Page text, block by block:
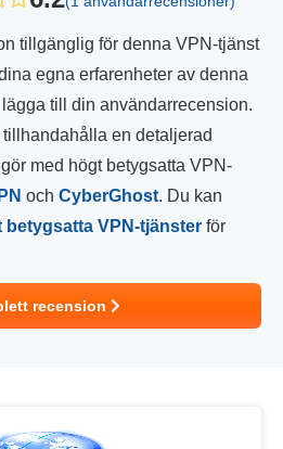
tillgänglig för denna VPN-tjänst
egna erfarenheter av denna
till din användarrecension.
en detaljerad
med högt betygsatta VPN-
och CyberGhost. Du kan
betygsatta VPN-tjänster för
recension